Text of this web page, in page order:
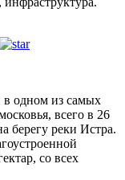
одном из самых
всего в 26
берегу реки Истра.
со всех